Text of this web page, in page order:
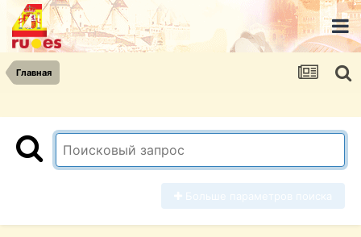
Главная